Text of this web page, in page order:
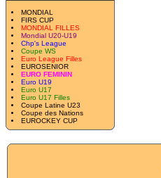
MONDIAL
FIRS CUP
MONDIAL FILLES
Mondial U20-U19
Chp's League
Coupe WS
Euro League Filles
EUROSENIOR
EURO FEMININ
Euro U19
Euro U17
Euro U17 Filles
Coupe Latine U23
Coupe des Nations
EUROCKEY CUP